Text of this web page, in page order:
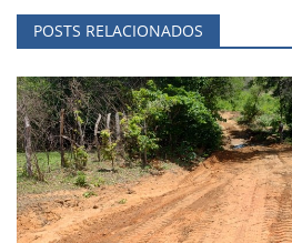
POSTS RELACIONADOS